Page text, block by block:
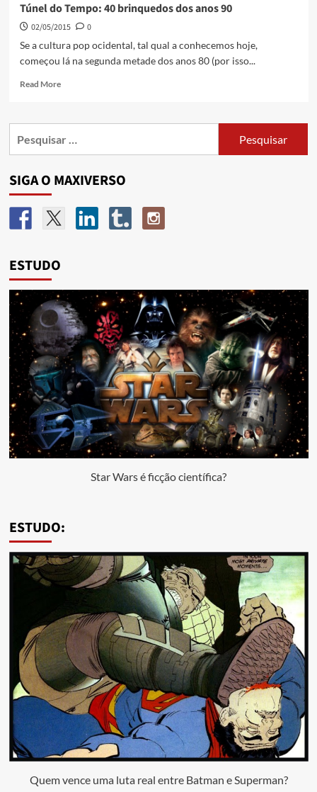
Túnel do Tempo: 40 brinquedos dos anos 90
02/05/2015
0
Se a cultura pop ocidental, tal qual a conhecemos hoje,
começou lá na segunda metade dos anos 80 (por isso...
Read More
SIGA O MAXIVERSO
ESTUDO
Star Wars é ficção científica?
ESTUDO:
Quem vence uma luta real entre Batman e Superman?